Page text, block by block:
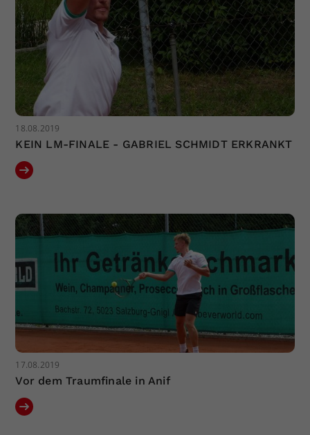
18.08.2019
KEIN LM-FINALE - GABRIEL SCHMIDT ERKRANKT
17.08.2019
Vor dem Traumfinale in Anif